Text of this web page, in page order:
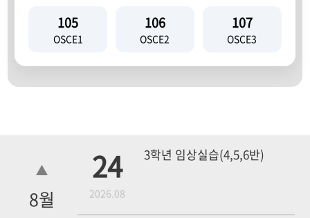
105
OSCE1
106
OSCE2
107
OSCE3
8월
24
2026.08
3학년 임상실습(4,5,6반)